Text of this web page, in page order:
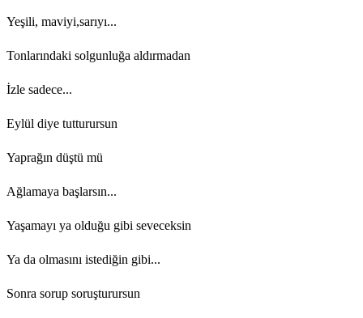
Yeşili, maviyi,sarıyı...
Tonlarındaki solgunluğa aldırmadan
İzle sadece...
Eylül diye tutturursun
Yaprağın düştü mü
Ağlamaya başlarsın...
Yaşamayı ya olduğu gibi seveceksin
Ya da olmasını istediğin gibi...
Sonra sorup soruşturursun